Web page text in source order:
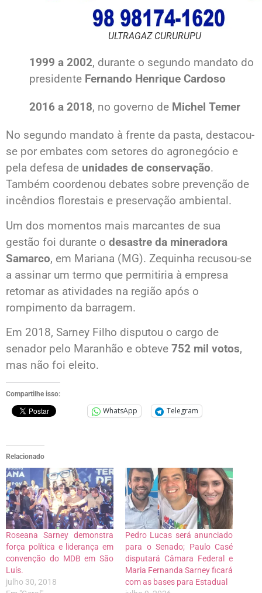
ULTRAGAZ CURURUPU
1999 a 2002, durante o segundo mandato do
presidente Fernando Henrique Cardoso
2016 a 2018, no governo de Michel Temer
No segundo mandato à frente da pasta, destacou-
se por embates com setores do agronegócio e
pela defesa de unidades de conservação.
Também coordenou debates sobre prevenção de
incêndios florestais e preservação ambiental.
Um dos momentos mais marcantes de sua
gestão foi durante o desastre da mineradora
Samarco, em Mariana (MG). Zequinha recusou-se
a assinar um termo que permitiria à empresa
retomar as atividades na região após o
rompimento da barragem.
Em 2018, Sarney Filho disputou o cargo de
senador pelo Maranhão e obteve 752 mil votos,
mas não foi eleito.
Compartilhe isso:
WhatsApp Telegram
Relacionado
Roseana Sarney demonstra
força política e liderança em
convenção do MDB em São
Luís.
julho 30, 2018
Pedro Lucas será anunciado
para o Senado; Paulo Casé
disputará Câmara Federal e
Maria Fernanda Sarney ficará
com as bases para Estadual